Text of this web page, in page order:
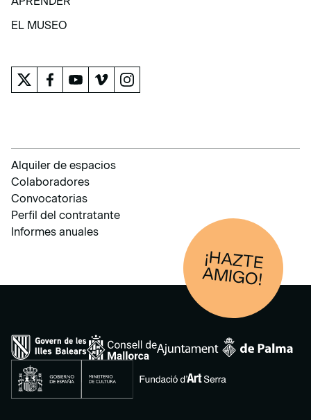
APRENDER
EL MUSEO
Alquiler de espacios
Colaboradores
Convocatorias
Perfil del contratante
Informes anuales
¡HAZTE
AM
IGO!